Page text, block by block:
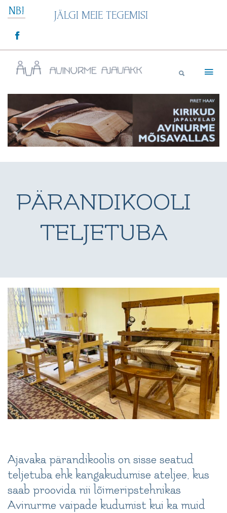
Skip
NB! JÄLGI MEIE TEGEMISI
Avinurme Ajavakk
PÄRANDIKOOLI
TELJETUBA
Ajavaka pärandikoolis on sisse seatud
teljetuba ehk kangakudumise ateljee, kus
saab proovida nii lõimeripstehnikas
Avinurme vaipade kudumist kui ka muid